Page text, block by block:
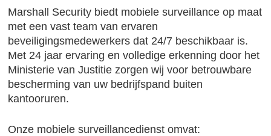
Marshall Security biedt mobiele surveillance op maat
met een vast team van ervaren
beveiligingsmedewerkers dat 24/7 beschikbaar is.
Met 24 jaar ervaring en volledige erkenning door het
Ministerie van Justitie zorgen wij voor betrouwbare
bescherming van uw bedrijfspand buiten
kantooruren.
Onze mobiele surveillancedienst omvat: